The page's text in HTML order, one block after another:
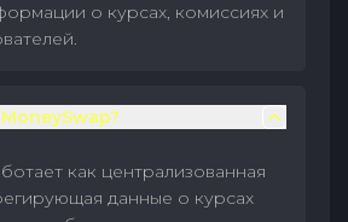
о курсах, комиссиях и
как централизованная
данные о курсах